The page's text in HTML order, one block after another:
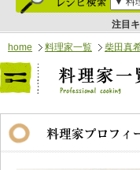
注目
home 料理家一覧 柴田真